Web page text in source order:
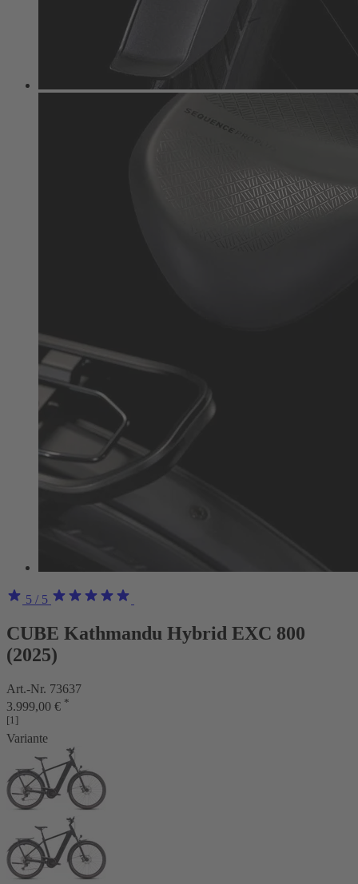
5 / 5
CUBE Kathmandu Hybrid EXC 800
(2025)
Art.-Nr. 73637
3.999,00 € *
[1]
Variante